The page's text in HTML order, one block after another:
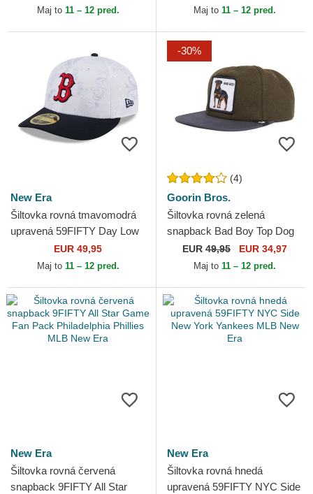
Flats The Farm Goorin Bros.
Maj to 11 – 12 pred. Maj to 11 – 12 pred.
New Era
Šiltovka rovná tmavomodrá
upravená 59FIFTY Day Low
Profile Boston Red Sox MLB
New Era
EUR 49,95
Maj to 11 – 12 pred.
-30%
(4)
Goorin Bros.
Šiltovka rovná zelená
snapback Bad Boy Top Dog
The Farm Flats The Farm
Goorin Bros.
EUR 49,95 EUR 34,97
Maj to 11 – 12 pred.
New Era
Šiltovka rovná červená
snapback 9FIFTY All Star
New Era
Šiltovka rovná hnedá
upravená 59FIFTY NYC Side